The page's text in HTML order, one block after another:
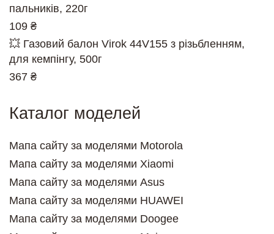
пальників, 220г
109 ₴
💥 Газовий балон Virok 44V155 з різьбленням,
для кемпінгу, 500г
367 ₴
Каталог моделей
Мапа сайту за моделями Motorola
Мапа сайту за моделями Xiaomi
Мапа сайту за моделями Asus
Мапа сайту за моделями HUAWEI
Мапа сайту за моделями Doogee